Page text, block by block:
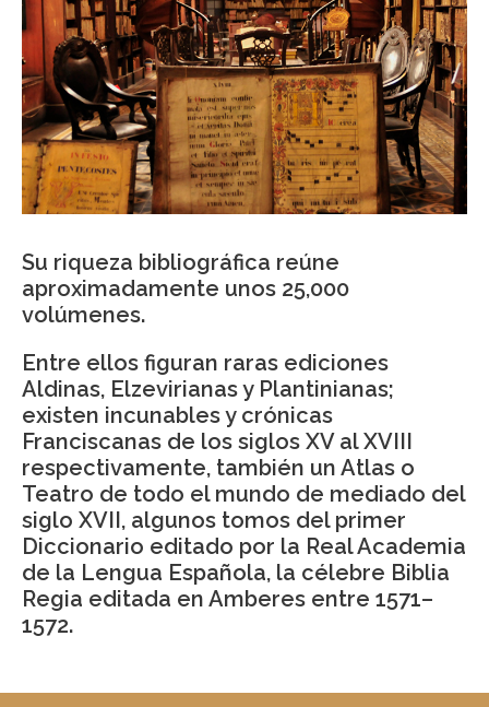
Su riqueza bibliográfica reúne
aproximadamente unos 25,000
volúmenes.
Entre ellos figuran raras ediciones
Aldinas, Elzevirianas y Plantinianas;
existen incunables y crónicas
Franciscanas de los siglos XV al XVIII
respectivamente, también un Atlas o
Teatro de todo el mundo de mediado del
siglo XVII, algunos tomos del primer
Diccionario editado por la Real Academia
de la Lengua Española, la célebre Biblia
Regia editada en Amberes entre 1571–
1572.